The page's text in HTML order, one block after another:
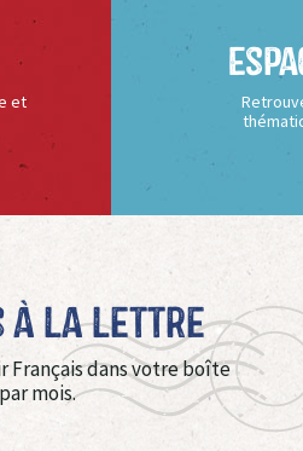
et
à La Lettre
Français dans votre boîte
mois.